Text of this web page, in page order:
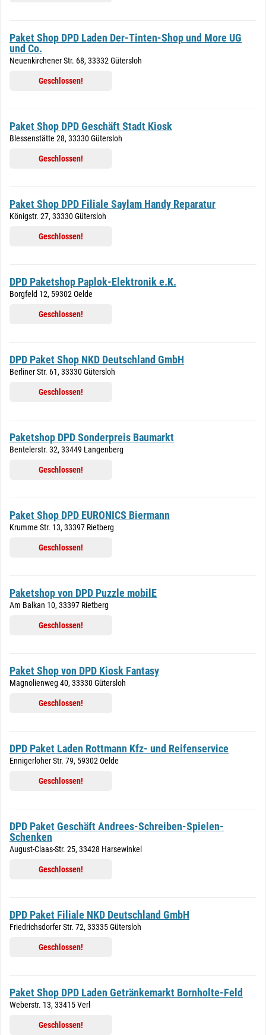
Paket Shop DPD Laden Der-Tinten-Shop und More UG
und Co.
Neuenkirchener Str. 68, 33332 Gütersloh
Geschlossen!
Paket Shop DPD Geschäft Stadt Kiosk
Blessenstätte 28, 33330 Gütersloh
Geschlossen!
Paket Shop DPD Filiale Saylam Handy Reparatur
Königstr. 27, 33330 Gütersloh
Geschlossen!
DPD Paketshop Paplok-Elektronik e.K.
Borgfeld 12, 59302 Oelde
Geschlossen!
DPD Paket Shop NKD Deutschland GmbH
Berliner Str. 61, 33330 Gütersloh
Geschlossen!
Paketshop DPD Sonderpreis Baumarkt
Bentelerstr. 32, 33449 Langenberg
Geschlossen!
Paket Shop DPD EURONICS Biermann
Krumme Str. 13, 33397 Rietberg
Geschlossen!
Paketshop von DPD Puzzle mobilE
Am Balkan 10, 33397 Rietberg
Geschlossen!
Paket Shop von DPD Kiosk Fantasy
Magnolienweg 40, 33330 Gütersloh
Geschlossen!
DPD Paket Laden Rottmann Kfz- und Reifenservice
Ennigerloher Str. 79, 59302 Oelde
Geschlossen!
DPD Paket Geschäft Andrees-Schreiben-Spielen-
Schenken
August-Claas-Str. 25, 33428 Harsewinkel
Geschlossen!
DPD Paket Filiale NKD Deutschland GmbH
Friedrichsdorfer Str. 72, 33335 Gütersloh
Geschlossen!
Paket Shop DPD Laden Getränkemarkt Bornholte-Feld
Weberstr. 13, 33415 Verl
Geschlossen!